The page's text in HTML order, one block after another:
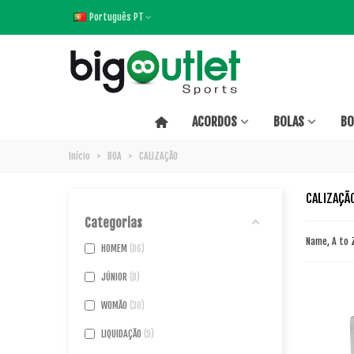
Português PT
ACORDOS BOLAS
Início > BOA > CALIZAÇÃO
Categorias
HOMEM 86
JÚNIOR 8
WOMÃO 30
LIQUIDAÇÃO 9
Name, A to